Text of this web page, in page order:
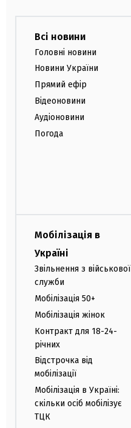
Всі новини
Головні новини
Новини України
Прямий ефір
Відеоновини
Аудіоновини
Погода
Мобілізація в
Україні
Звільнення з військової
служби
Мобілізація 50+
Мобілізація жінок
Контракт для 18-24-
річних
Відстрочка від
мобілізації
Мобілізація в Україні:
скільки осіб мобілізує
ТЦК